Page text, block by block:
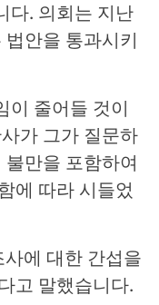
다. 의회는 지난
안을 통과시키
이 줄어들 것이
가 그가 질문하
만을 포함하여
에 따라 시들었
에 대한 간섭을
고 말했습니다.